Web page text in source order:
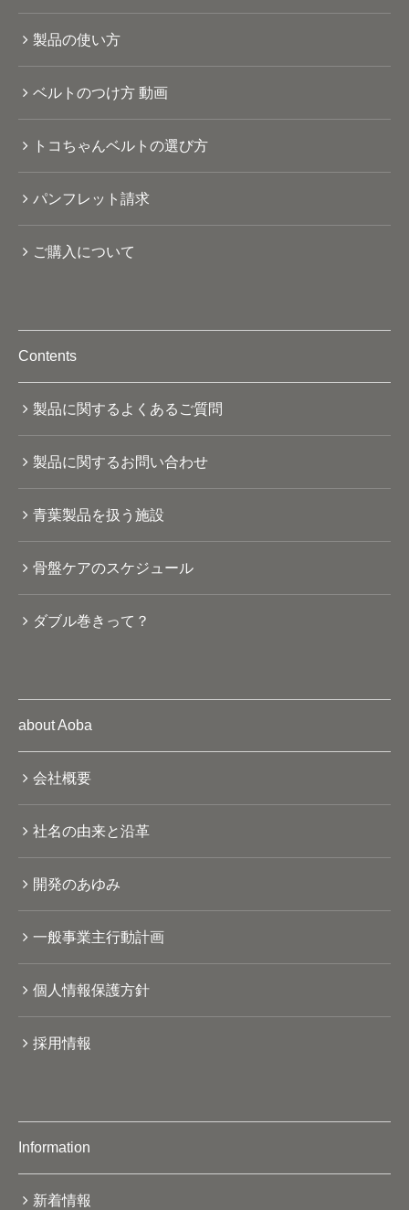
製品の使い方
ベルトのつけ方 動画
トコちゃんベルトの選び方
パンフレット請求
ご購入について
Contents
製品に関するよくあるご質問
製品に関するお問い合わせ
青葉製品を扱う施設
骨盤ケアのスケジュール
ダブル巻きって？
about Aoba
会社概要
社名の由来と沿革
開発のあゆみ
一般事業主行動計画
個人情報保護方針
採用情報
Information
新着情報